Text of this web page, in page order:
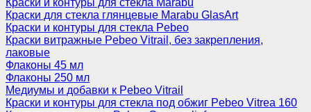
Краски и контуры для стекла Marabu
Краски для стекла глянцевые Marabu GlasArt
Краски и контуры для стекла Pebeo
Краски витражные Pebeo Vitrail, без закрепления,
лаковые
Флаконы 45 мл
Флаконы 250 мл
Медиумы и добавки к Pebeo Vitrail
Краски и контуры для стекла под обжиг Pebeo Vitrea 160